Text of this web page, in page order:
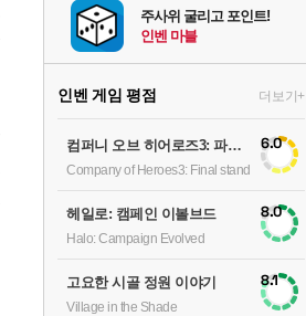
주사위 굴리고 포인트!
인벤 마블
인벤 게임 평점 더보기+
컴퍼니 오브 히어로즈3: 파이널 스탠드
Company of Heroes3: Final stand
6.0
헤일로: 캠페인 이볼브드
Halo: Campaign Evolved
8.0
고요한 시골 정원 이야기
Village in the Shade
8.1